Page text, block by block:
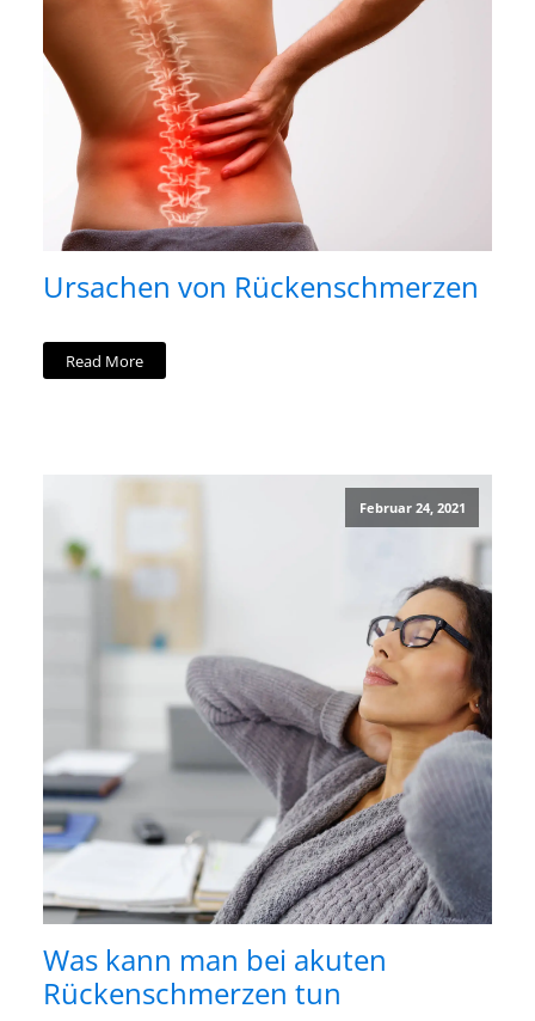
Ursachen von Rückenschmerzen
Read More
Februar 24, 2021
Was kann man bei akuten
Rückenschmerzen tun